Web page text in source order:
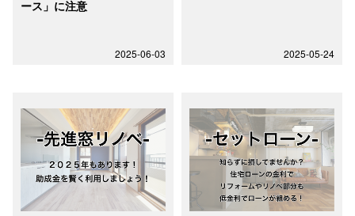
ース」に注意
2025-06-03 2025-05-24